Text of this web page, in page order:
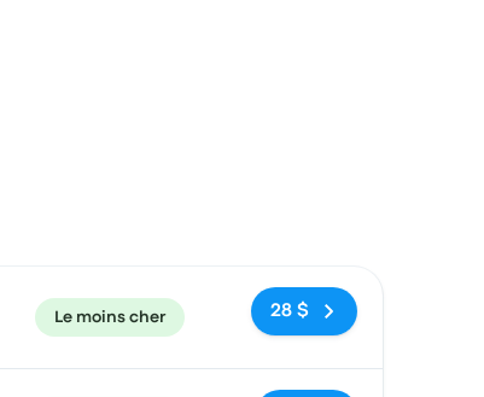
Le moins cher 28 $